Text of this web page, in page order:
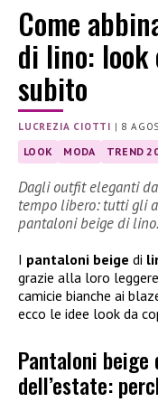
Come
di lino: look
subito
LUCREZIA CIOTTI | 8
LOOK MODA TREND
Dagli outfit eleganti
tempo libero: tutti gli
pantaloni beige di lino.
I pantaloni beige di
grazie alla loro
camicie bianche ai
ecco le idee look da
Pantaloni
dell’estate: